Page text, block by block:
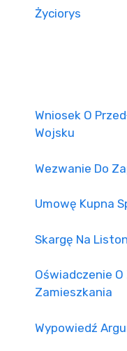
Życiorys
Wniosek O
Wojsku
Wezwanie Do
Umowę Kupna
Skargę Na
Oświadczenie
Zamieszkania
Wypowiedź